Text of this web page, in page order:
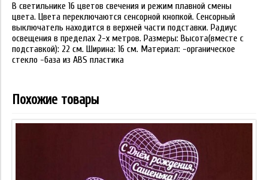
В светильнике 16 цветов свечения и режим плавной смены
цвета. Цвета переключаются сенсорной кнопкой. Сенсорный
выключатель находится в верхней части подставки. Радиус
освещения в пределах 2-х метров. Размеры: Высота(вместе с
подставкой): 22 см. Ширина: 16 см. Материал: -органическое
стекло -база из ABS пластика
Похожие товары